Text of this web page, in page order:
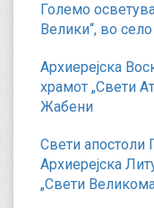
Големо
Велики“, во
Архиерејска
храмот „Свети
Жабени
Свети апостоли
Архиерејска
„Свети